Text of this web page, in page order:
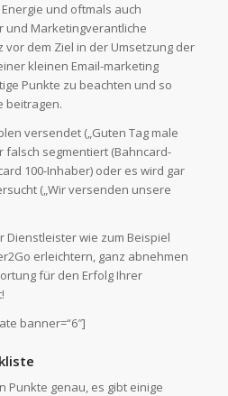
und oftmals auch
und Marketingverantliche
dem Ziel in der Umsetzung der
kleinen Email-marketing
Punkte zu beachten und so
beitragen.
versendet („Guten Tag male
falsch segmentiert (Bahncard-
100-Inhaber) oder es wird gar
(„Wir versenden unsere
Dienstleister wie zum Beispiel
erleichtern, ganz abnehmen
für den Erfolg Ihrer
banner=“6″]
Punkte genau, es gibt einige